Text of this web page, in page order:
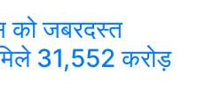
जबरदस्त
31,552 करोड़